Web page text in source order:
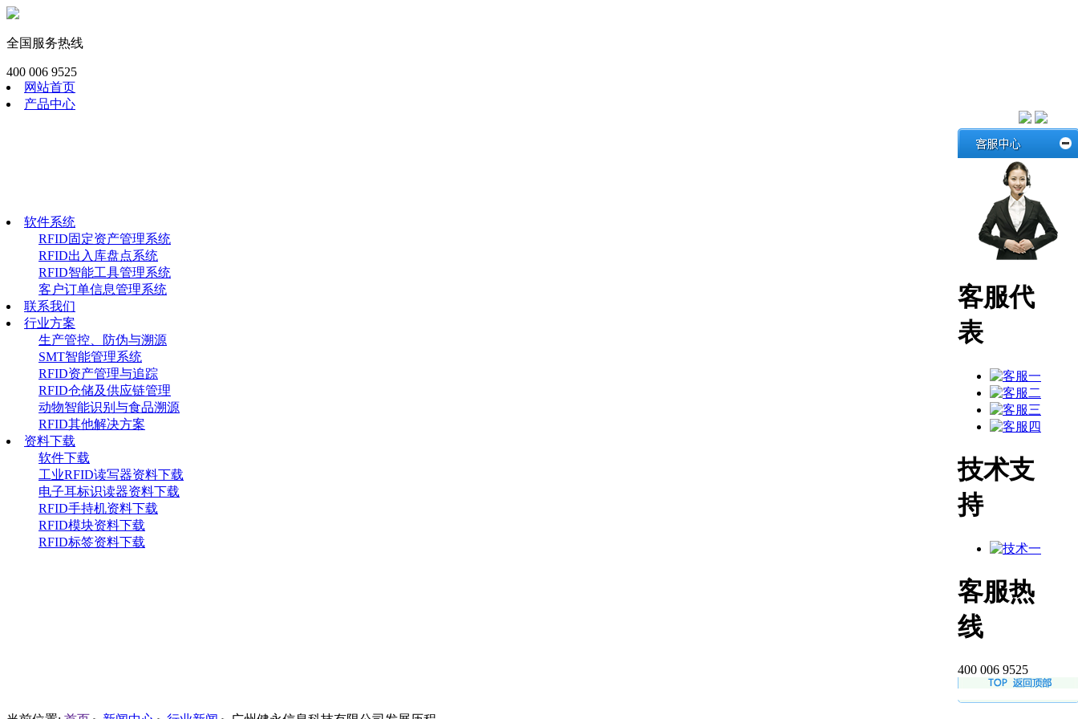
全国服务热线
400 006 9525
网站首页
产品中心
软件系统
RFID固定资产管理系统
RFID出入库盘点系统
RFID智能工具管理系统
客户订单信息管理系统
联系我们
行业方案
生产管控、防伪与溯源
SMT智能管理系统
RFID资产管理与追踪
RFID仓储及供应链管理
动物智能识别与食品溯源
RFID其他解决方案
资料下载
软件下载
工业RFID读写器资料下载
电子耳标识读器资料下载
RFID手持机资料下载
RFID模块资料下载
RFID标签资料下载
客服代
表
技术支
持
客服热
线
400 006 9525